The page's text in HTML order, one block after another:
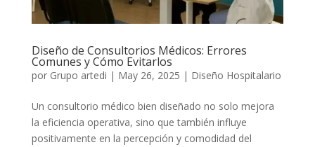
Diseño de Consultorios Médicos: Errores
Comunes y Cómo Evitarlos
por Grupo artedi | May 26, 2025 | Diseño Hospitalario
Un consultorio médico bien diseñado no solo mejora
la eficiencia operativa, sino que también influye
positivamente en la percepción y comodidad del